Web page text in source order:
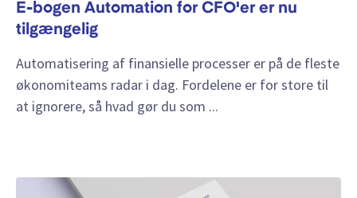
E-bogen Automation for CFO'er er nu
tilgængelig
Automatisering af finansielle processer er på de fleste
økonomiteams radar i dag. Fordelene er for store til
at ignorere, så hvad gør du som ...